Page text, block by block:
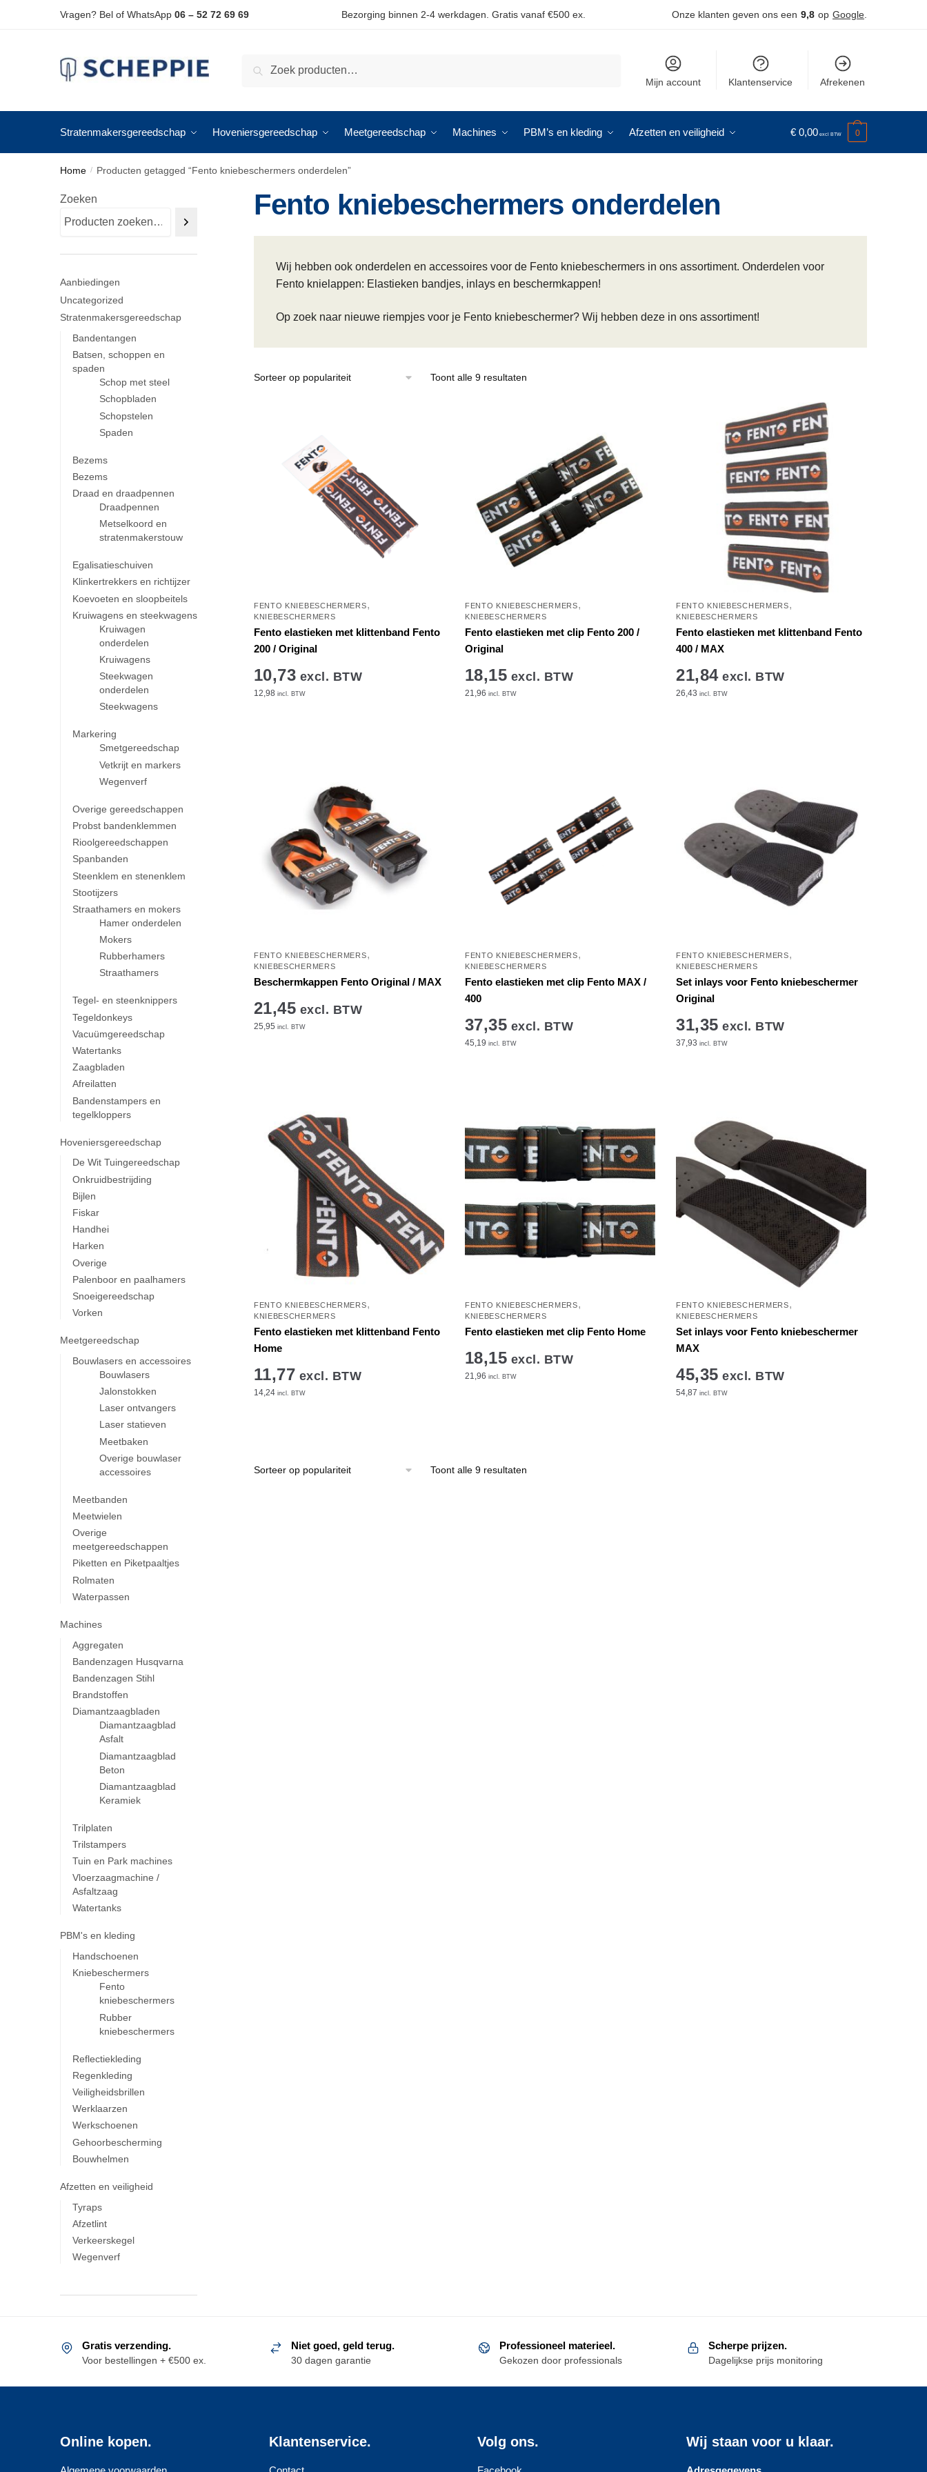
Vragen? Bel of WhatsApp 06 – 52 72 69 69 Bezorging binnen 2-4 werkdagen. Gratis vanaf €500 ex. Onze klanten geven ons een 9,8 op Google
Zoeken
Mijn account Klantenservice Afrekenen
Stratenmakersgereedschap Hoveniersgereedschap Meetgereedschap Machines PBM’s en kleding Afzetten en veiligheid € 0,00 0
Home / Producten getagged “Fento kniebeschermers onderdelen”
Fento kniebeschermers onderdelen
Wij hebben ook onderdelen en accessoires voor de Fento kniebeschermers in ons assortiment. Onderdelen voor
Fento knielappen: Elastieken bandjes, inlays en beschermkappen!
Op zoek naar nieuwe riempjes voor je Fento kniebeschermer? Wij hebben deze in ons assortiment!
Toont alle 9 resultatenGesorteerd
FENTO KNIEBESCHERMERS,
KNIEBESCHERMERS
Fento elastieken met klittenband Fento
200 / Original
10,73 excl. BTW
12,98 incl. BTW
FENTO KNIEBESCHERMERS,
KNIEBESCHERMERS
Fento elastieken met clip Fento 200 /
Original
18,15 excl. BTW
21,96 incl. BTW
FENTO KNIEBESCHERMERS,
KNIEBESCHERMERS
Fento elastieken met klittenband Fento
400 / MAX
21,84excl. BTW
26,43 incl. BTW
FENTO KNIEBESCHERMERS,
KNIEBESCHERMERS
Beschermkappen Fento Original / MAX
21,45 excl. BTW
25,95 incl. BTW
FENTO KNIEBESCHERMERS,
KNIEBESCHERMERS
Fento elastieken met clip Fento MAX /
400
37,35 excl. BTW
45,19 incl. BTW
FENTO KNIEBESCHERMERS,
KNIEBESCHERMERS
Set inlays voor Fento kniebeschermer
Original
31,35 excl. BTW
37,93 incl. BTW
FENTO KNIEBESCHERMERS,
KNIEBESCHERMERS
Fento elastieken met klittenband Fento
Home
11,77 excl. BTW
14,24incl. BTW
FENTO KNIEBESCHERMERS,
KNIEBESCHERMERS
Fento elastieken met clip Fento Home
18,15 excl. BTW
21,96 incl. BTW
FENTO KNIEBESCHERMERS,
KNIEBESCHERMERS
Set inlays voor Fento kniebeschermer
MAX
45,35 excl. BTW
54,87 incl. BTW
Toont alle 9 resultatenGesorteerd
Zoeken
Aanbiedingen
Uncategorized
Stratenmakersgereedschap
Bandentangen
Batsen, schoppen en
spaden
Schop met steel
Schopbladen
Schopstelen
Spaden
Bezems
Bezems
Draad en draadpennen
Draadpennen
Metselkoord en
stratenmakerstouw
Egalisatieschuiven
Klinkertrekkers en richtijzer
Koevoeten en sloopbeitels
Kruiwagens en steekwagens
Kruiwagen
onderdelen
Kruiwagens
Steekwagen
onderdelen
Steekwagens
Markering
Smetgereedschap
Vetkrijt en markers
Wegenverf
Overige gereedschappen
Probst bandenklemmen
Rioolgereedschappen
Spanbanden
Steenklem en stenenklem
Stootijzers
Straathamers en mokers
Hamer onderdelen
Mokers
Rubberhamers
Straathamers
Tegel- en steenknippers
Tegeldonkeys
Vacuümgereedschap
Watertanks
Zaagbladen
Afreilatten
Bandenstampers en
tegelkloppers
Hoveniersgereedschap
De Wit Tuingereedschap
Onkruidbestrijding
Bijlen
Fiskar
Handhei
Harken
Overige
Palenboor en paalhamers
Snoeigereedschap
Vorken
Meetgereedschap
Bouwlasers en accessoires
Bouwlasers
Jalonstokken
Laser ontvangers
Laser statieven
Meetbaken
Overige bouwlaser
accessoires
Meetbanden
Meetwielen
Overige
meetgereedschappen
Piketten en Piketpaaltjes
Rolmaten
Waterpassen
Machines
Aggregaten
Bandenzagen Husqvarna
Bandenzagen Stihl
Brandstoffen
Diamantzaagbladen
Diamantzaagblad
Asfalt
Diamantzaagblad
Beton
Diamantzaagblad
Keramiek
Trilplaten
Trilstampers
Tuin en Park machines
Vloerzaagmachine /
Asfaltzaag
Watertanks
PBM's en kleding
Handschoenen
Kniebeschermers
Fento
kniebeschermers
Rubber
kniebeschermers
Reflectiekleding
Regenkleding
Veiligheidsbrillen
Werklaarzen
Werkschoenen
Gehoorbescherming
Bouwhelmen
Afzetten en veiligheid
Tyraps
Afzetlint
Verkeerskegel
Wegenverf
Gratis verzending.
Voor bestellingen + €500 ex.
Niet goed, geld terug.
30 dagen garantie
Professioneel materieel.
Gekozen door professionals
Scherpe prijzen.
Dagelijkse prijs monitoring
Online kopen. Klantenservice. Volg ons. Wij staan voor u klaar.